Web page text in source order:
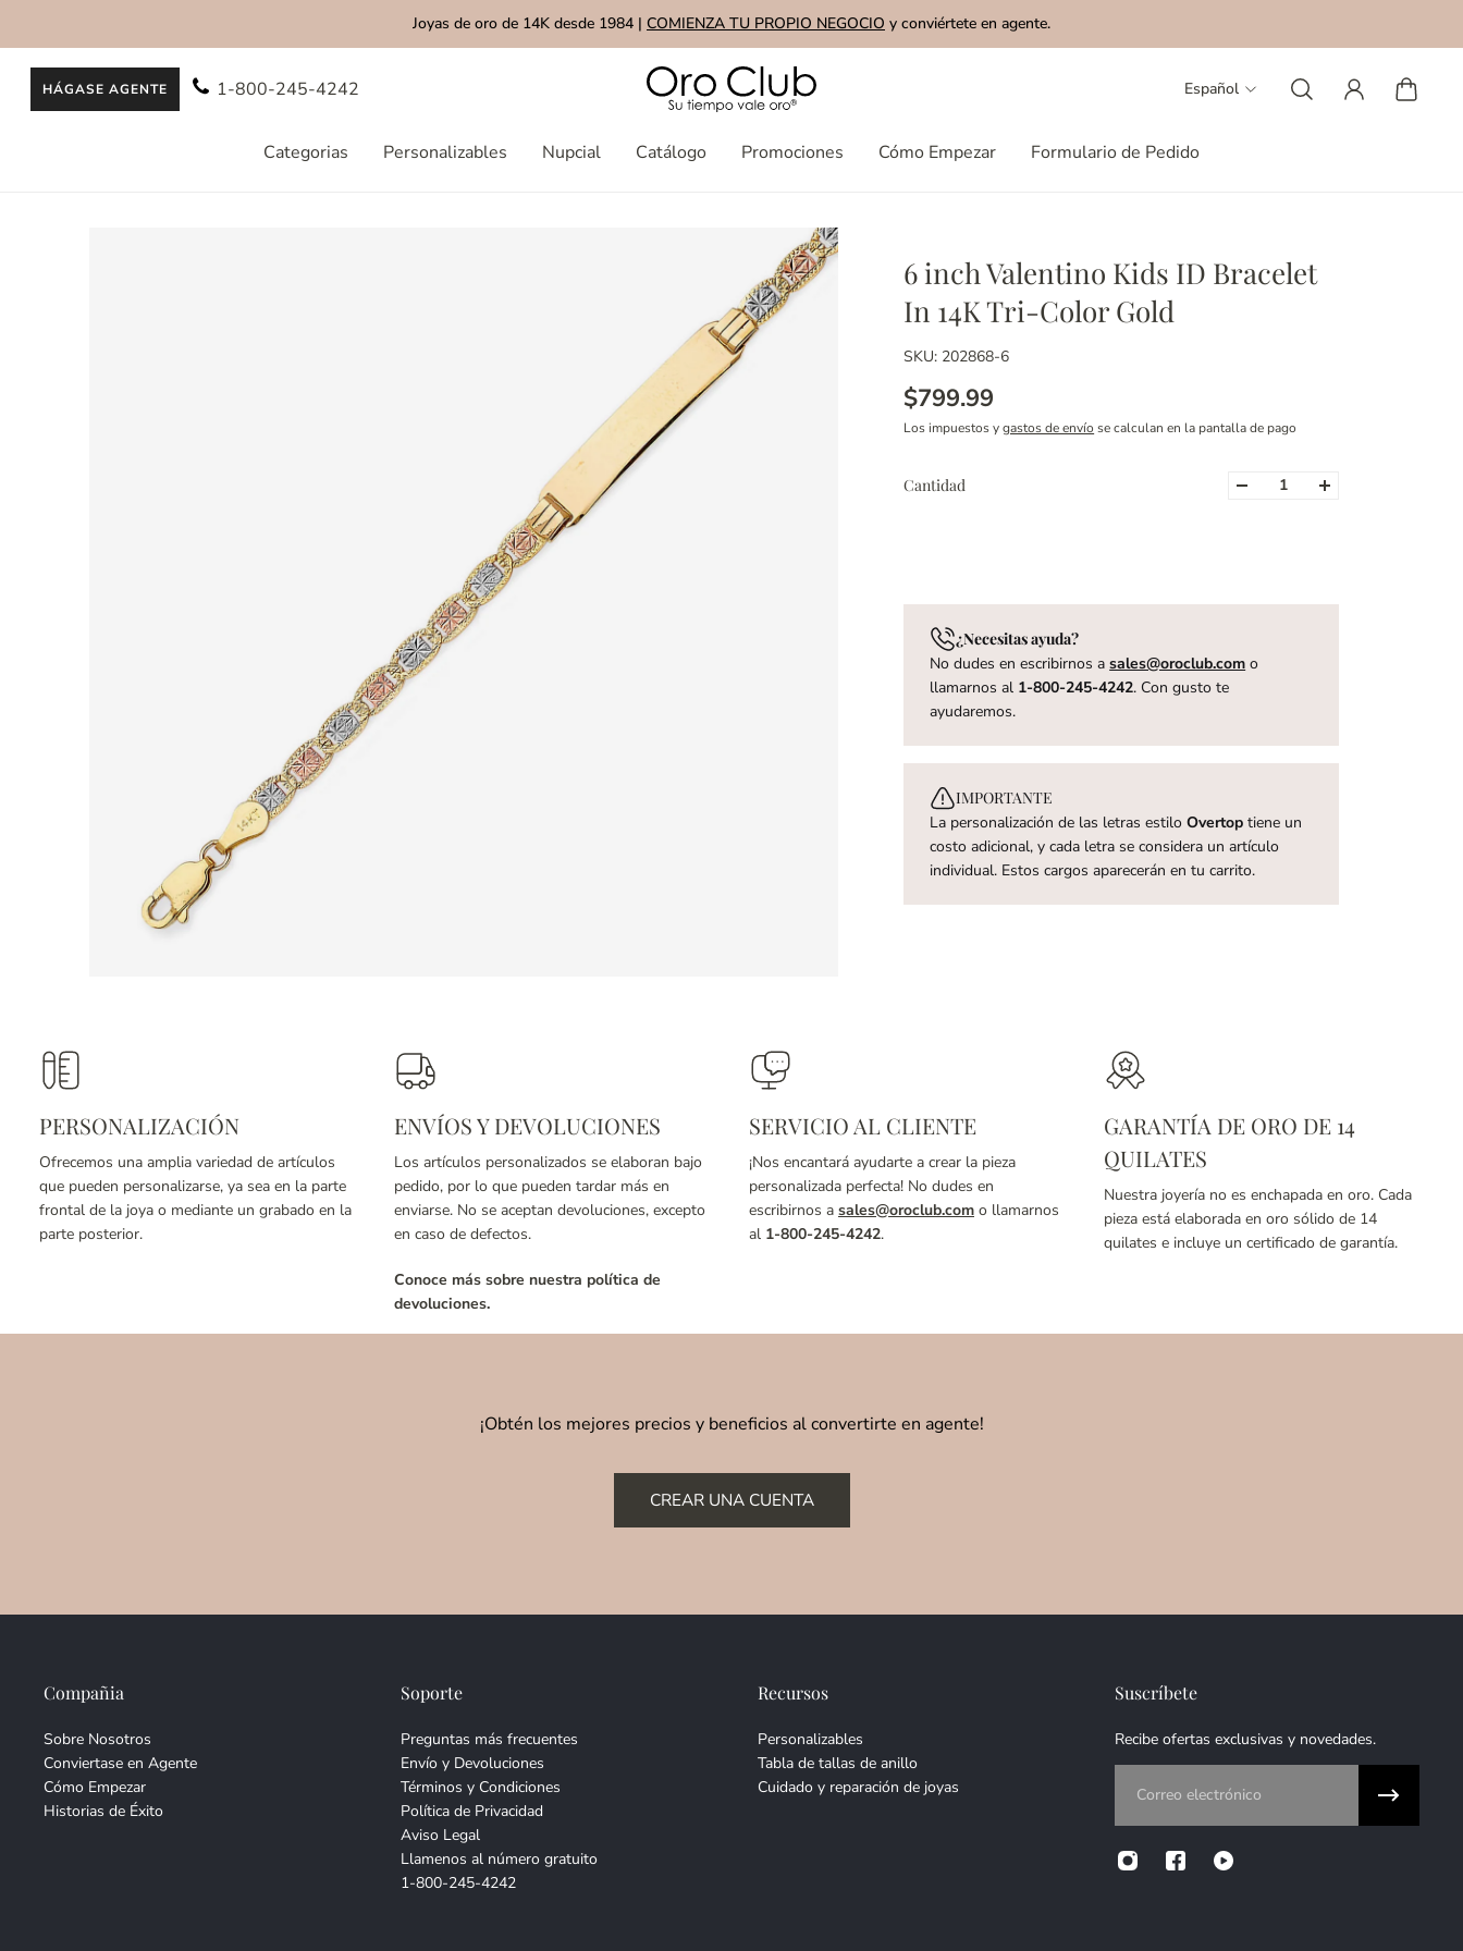
Joyas de oro de 14K desde 1984 | COMIENZA TU PROPIO NEGOCIO y conviértete en agente.
Categorias Personalizables Nupcial Catálogo Promociones Cómo Empezar Formulario de Pedido
Español
HÁGASE AGENTE 1-800-245-4242
6 inch Valentino Kids ID Bracelet
In 14K Tri-Color Gold
SKU: 202868-6
$799.99
Los impuestos ygastos de envío se calculan en la pantalla de pago
Cantidad
¿Necesitas ayuda?
No dudes en escribirnos asales@oroclub.com o
llamarnos al 1-800-245-4242. Con gusto te
ayudaremos.
IMPORTANTE
La personalización de las letras estiloOvertop tiene un
costo adicional, y cada letra se considera un artículo
individual. Estos cargos aparecerán en tu carrito.
PERSONALIZACIÓN
Ofrecemos una amplia variedad de artículos
que pueden personalizarse, ya sea en la parte
frontal de la joya o mediante un grabado en la
parte posterior.
ENVÍOS Y DEVOLUCIONES
Los artículos personalizados se elaboran bajo
pedido, por lo que pueden tardar más en
enviarse. No se aceptan devoluciones, excepto
en caso de defectos.
Conoce más sobre nuestra política de
devoluciones.
SERVICIO AL CLIENTE
¡Nos encantará ayudarte a crear la pieza
personalizada perfecta! No dudes en
escribirnos a sales@oroclub.com o llamarnos
al 1-800-245-4242.
GARANTÍA DE ORO DE 14
QUILATES
Nuestra joyería no es enchapada en oro. Cada
pieza está elaborada en oro sólido de 14
quilates e incluye un certificado de garantía.
¡Obtén los mejores precios y beneficios al convertirte en agente!
CREAR UNA CUENTA
Compañia
Sobre Nosotros
Conviertase en Agente
Cómo Empezar
Historias de Éxito
Soporte
Preguntas más frecuentes
Envío y Devoluciones
Términos y Condiciones
Política de Privacidad
Aviso Legal
Llamenos al número gratuito
1-800-245-4242
Recursos
Personalizables
Tabla de tallas de anillo
Cuidado y reparación de joyas
Suscríbete
Recibe ofertas exclusivas y novedades.